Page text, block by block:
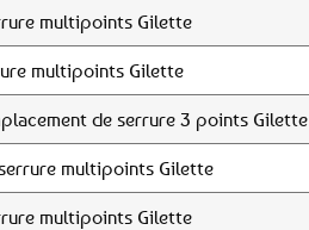
multipoints Gilette
multipoints Gilette
de serrure 3 points Gilette
multipoints Gilette
multipoints Gilette